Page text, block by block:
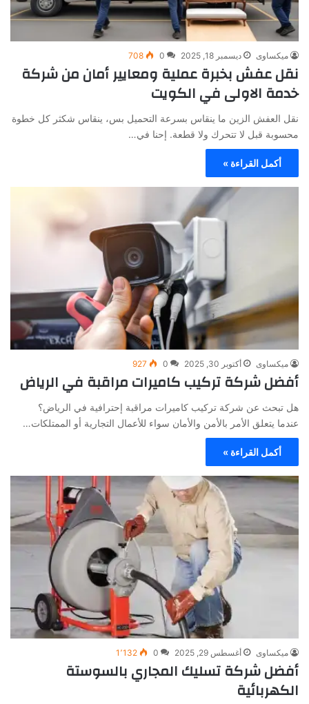
ميكساوى ديسمبر 18, 2025 0
708
نقل عفش بخبرة عملية ومعايير أمان من شركة
خدمة الاولى في الكويت
نقل العفش الزين ما ينقاس بسرعة التحميل بس، ينقاس شكثر كل خطوة
محسوبة قبل لا تتحرك ولا قطعة. إحنا في…
أكمل القراءة »
ميكساوى أكتوبر 30, 2025 0
927
أفضل شركة تركيب كاميرات مراقبة في الرياض
هل تبحث عن شركة تركيب كاميرات مراقبة إحترافية في الرياض؟
عندما يتعلق الأمر بالأمن والأمان سواء للأعمال التجارية أو الممتلكات…
أكمل القراءة »
ميكساوى أغسطس 29, 2025 0 1٬132
أفضل شركة تسليك المجاري بالسوستة
الكهربائية